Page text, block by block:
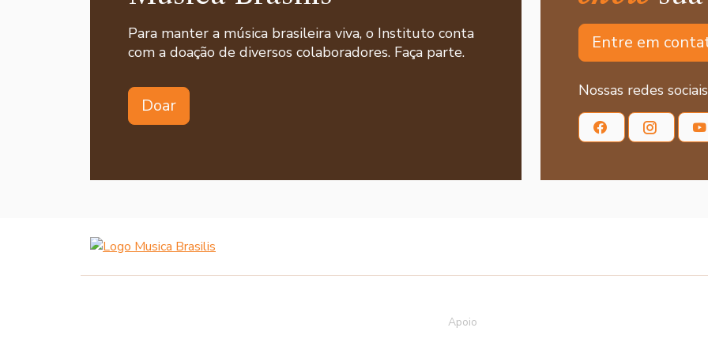
Para manter a música brasileira viva, o Instituto conta
com a doação de diversos colaboradores. Faça parte.
Doar
Entre em
Nossas redes sociais
Apoio